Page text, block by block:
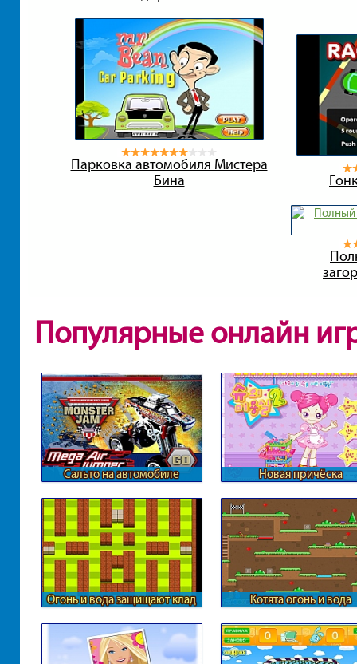
Парковка автомобиля Мистера
Бина
Популярные онлайн
Сальто на автомобиле Новая причёска
Огонь и вода защищают клад Котята огонь и вода